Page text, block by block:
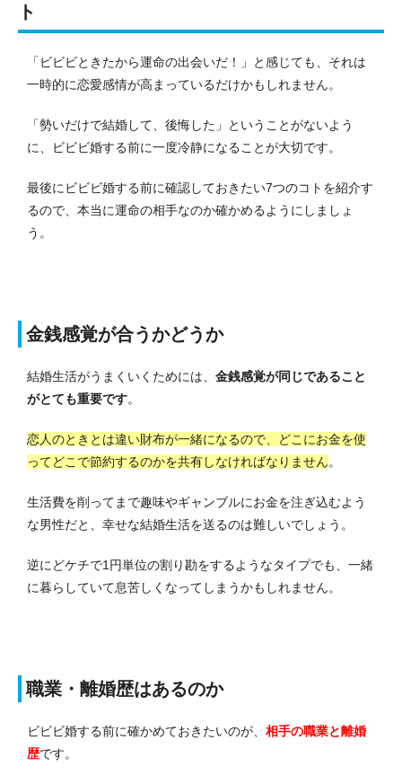
ト
「ビビビときたから運命の出会いだ！」と感じても、それは
一時的に恋愛感情が高まっているだけかもしれません。
「勢いだけで結婚して、後悔した」ということがないよう
に、ビビビ婚する前に一度冷静になることが大切です。
最後にビビビ婚する前に確認しておきたい7つのコトを紹介す
るので、本当に運命の相手なのか確かめるようにしましょ
う。
金銭感覚が合うかどうか
結婚生活がうまくいくためには、 金銭感覚が同じであること
がとても重要です。
恋人のときとは違い財布が一緒になるので、どこにお金を使
ってどこで節約するのかを共有しなければなりません。
生活費を削ってまで趣味やギャンブルにお金を注ぎ込むよう
な男性だと、幸せな結婚生活を送るのは難しいでしょう。
逆にどケチで1円単位の割り勘をするようなタイプでも、一緒
に暮らしていて息苦しくなってしまうかもしれません。
職業・離婚歴はあるのか
ビビビ婚する前に確かめておきたいのが、 相手の職業と離婚
歴です。